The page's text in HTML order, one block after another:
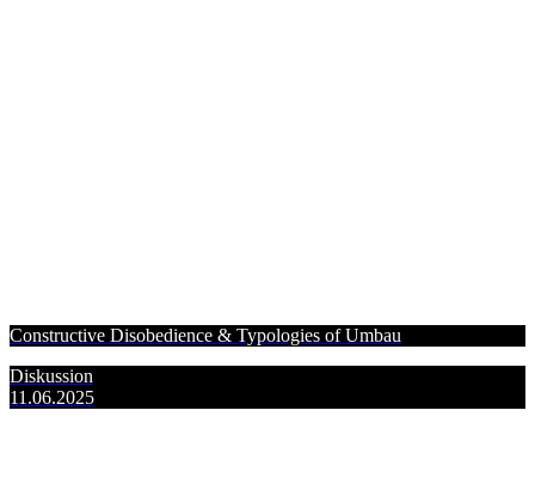
Constructive Disobedience & Typologies of Umbau
Diskussion
11.06.2025